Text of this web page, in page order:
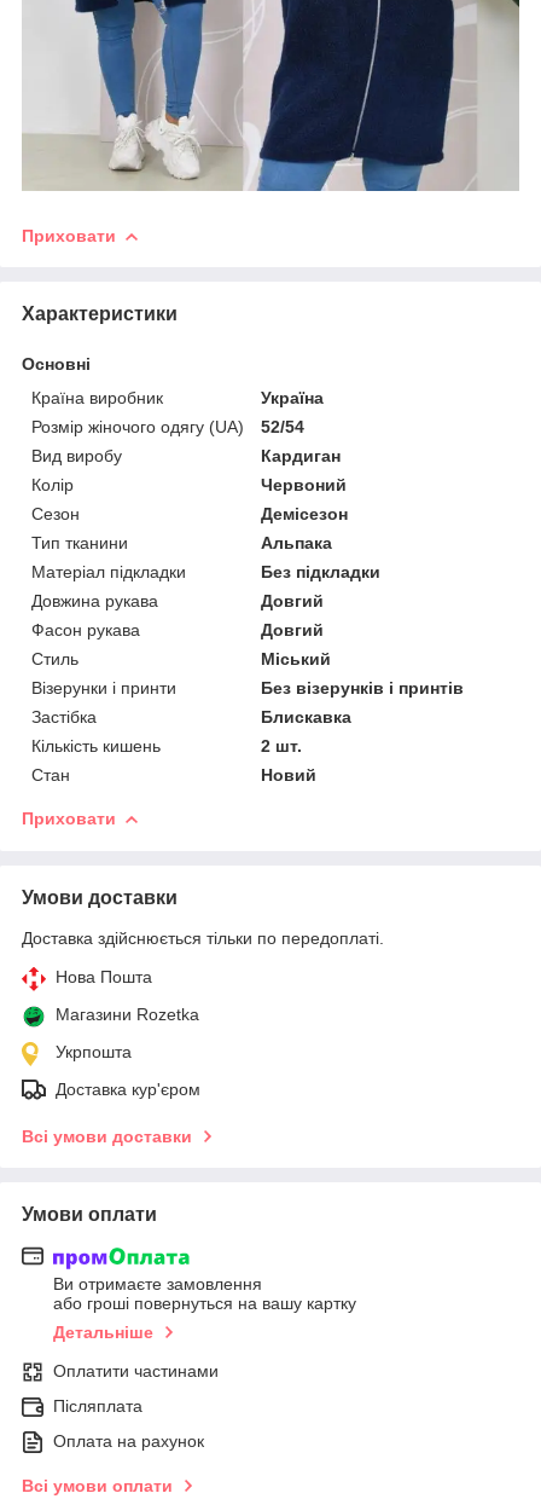
Приховати
Характеристики
Основні
Країна виробник
Україна
Розмір жіночого одягу (UA)
52/54
Вид виробу
Кардиган
Колір
Червоний
Сезон
Демісезон
Тип тканини
Альпака
Матеріал підкладки
Без підкладки
Довжина рукава
Довгий
Фасон рукава
Довгий
Стиль
Міський
Візерунки і принти
Без візерунків і принтів
Застібка
Блискавка
Кількість кишень
2 шт.
Стан
Новий
Приховати
Умови доставки
Доставка здійснюється тільки по передоплаті.
Нова Пошта
Магазини Rozetka
Укрпошта
Доставка кур'єром
Всі умови доставки
Умови оплати
Ви отримаєте замовлення
або гроші повернуться на вашу картку
Детальніше
Оплатити частинами
Післяплата
Оплата на рахунок
Всі умови оплати